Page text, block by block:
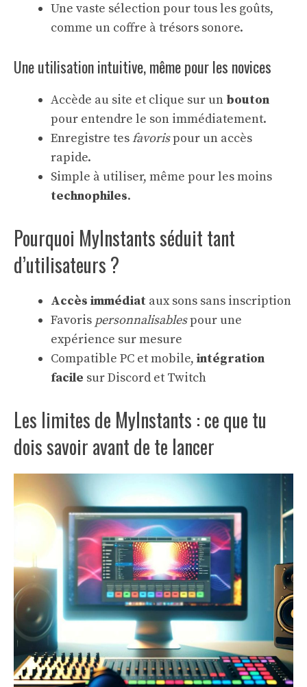
Une vaste sélection pour tous les goûts,
comme un coffre à trésors sonore.
Une utilisation intuitive, même pour les novices
Accède au site et clique sur un bouton
pour entendre le son immédiatement.
Enregistre tesfavorispour un accès
rapide.
Simple à utiliser, même pour les moins
technophiles.
Pourquoi MyInstants séduit tant
d’utilisateurs ?
Accès immédiat aux sons sans inscription
Favoris personnalisablespour une
expérience sur mesure
Compatible PC et mobile, intégration
facile sur Discord et Twitch
Les limites de MyInstants : ce que tu
dois savoir avant de te lancer